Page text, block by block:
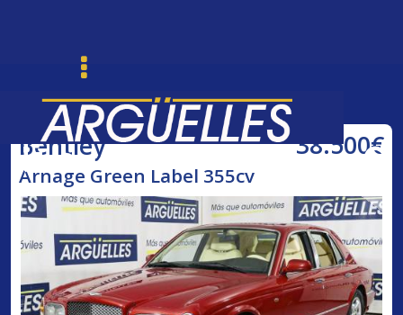
Ordenar Buscar
Bentley 38.500€
Arnage Green Label 355cv